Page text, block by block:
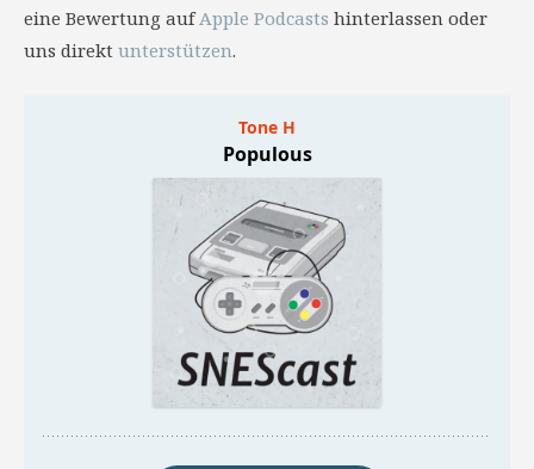
eine Bewertung aufApple Podcasts hinterlassen oder
uns direkt unterstützen.